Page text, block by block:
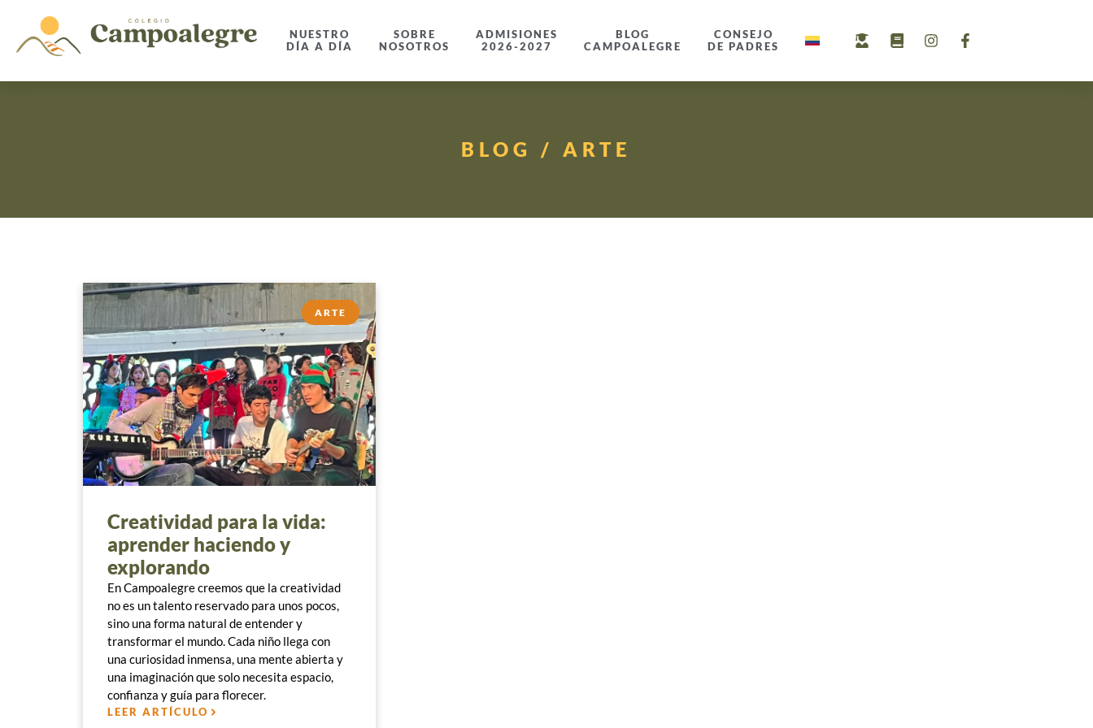
NUESTRO
DÍA A DÍA
SOBRE
NOSOTROS
ADMISIONES
2026-2027
BLOG
CAMPOALEGRE
CONSEJO
DE PADRES
BLOG / ARTE
ARTE
Creatividad para la vida:
aprender haciendo y
explorando
En Campoalegre creemos que la creatividad
no es un talento reservado para unos pocos,
sino una forma natural de entender y
transformar el mundo. Cada niño llega con
una curiosidad inmensa, una mente abierta y
una imaginación que solo necesita espacio,
confianza y guía para florecer.
LEER ARTÍCULO